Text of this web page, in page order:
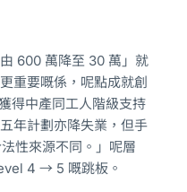
600 萬降至 30 萬」就
重要嘅係，呢點成就創
得中產同工人階級支持
年計劃亦降失業，但手
性來源不同。」呢層
4 → 5 嘅跳板。